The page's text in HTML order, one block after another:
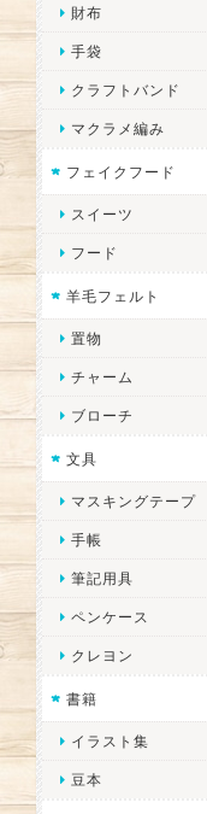
財布
手袋
クラフトバンド
マクラメ編み
フェイクフード
スイーツ
フード
羊毛フェルト
置物
チャーム
ブローチ
文具
マスキングテープ
手帳
筆記用具
ペンケース
クレヨン
書籍
イラスト集
豆本